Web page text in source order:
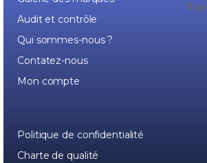
Audit et contrôle
Qui sommes-nous ?
Contatez-nous
Mon compte
Politique de confidentialité
Charte de qualité